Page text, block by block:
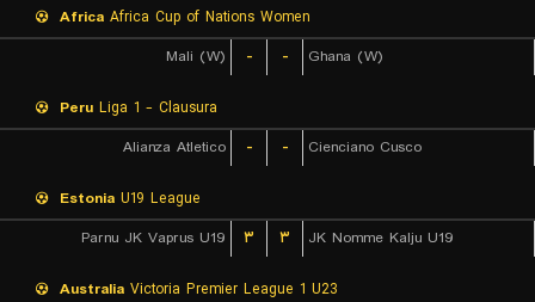
Africa Africa Cup of Nations Women
Mali (W)
- - Ghana (W)
Peru Liga 1 - Clausura
Alianza Atletico
- - Cienciano Cusco
Estonia U19 League
Parnu JK Vaprus U19
۳ ۳ JK Nomme Kalju U19
Australia Victoria Premier League 1 U23